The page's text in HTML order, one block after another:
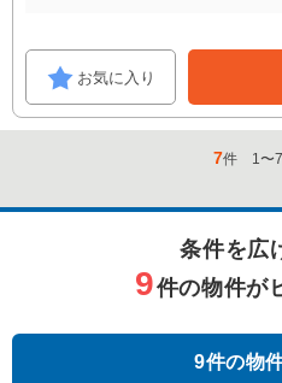
お気に入り
7件 1〜7
条件を広
9件の物件が
9件の物